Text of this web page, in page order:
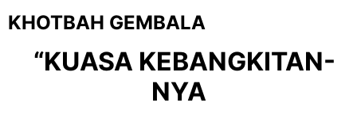
KHOTBAH GEMBALA
“KUASA KEBANGKITAN-
NYA